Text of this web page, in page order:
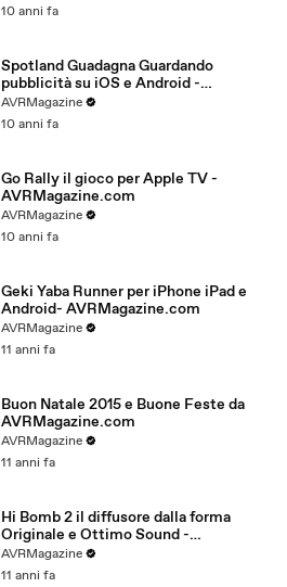
10 anni fa
Spotland Guadagna Guardando
pubblicità su iOS e Android -
AVRMagazine.com
AVRMagazine
10 anni fa
Go Rally il gioco per Apple TV -
AVRMagazine.com
AVRMagazine
10 anni fa
Geki Yaba Runner per iPhone iPad e
Android- AVRMagazine.com
AVRMagazine
11 anni fa
Buon Natale 2015 e Buone Feste da
AVRMagazine.com
AVRMagazine
11 anni fa
Hi Bomb 2 il diffusore dalla forma
Originale e Ottimo Sound -
AVRMagazine.com
AVRMagazine
11 anni fa